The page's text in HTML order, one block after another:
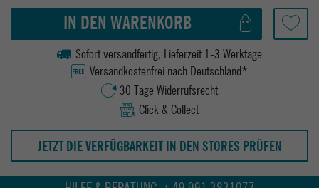
IN DEN WARENKORB
Sofort versandfertig, Lieferzeit 1-3 Werktage
Versandkostenfrei nach Deutschland*
30 Tage Widerrufsrecht
Click & Collect
JETZT DIE VERFÜGBARKEIT IN DEN STORES PRÜFEN